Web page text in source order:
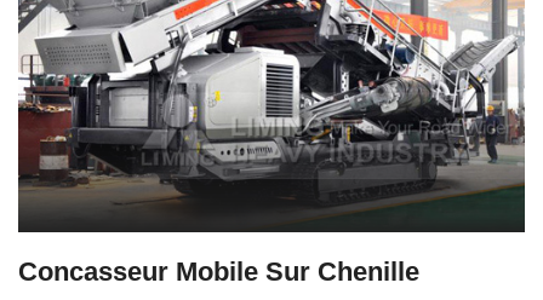
Concasseur Mobile Sur Chenille